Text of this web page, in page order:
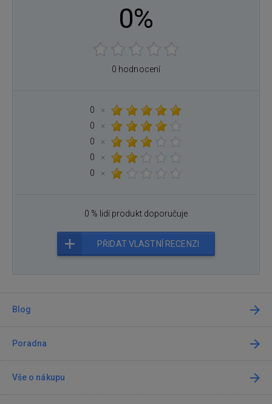
0%
0 hodnocení
0
×
0
×
0
×
0
×
0
×
0 % lidí produkt doporučuje
PŘIDAT VLASTNÍ RECENZI
Blog
Poradna
Vše o nákupu